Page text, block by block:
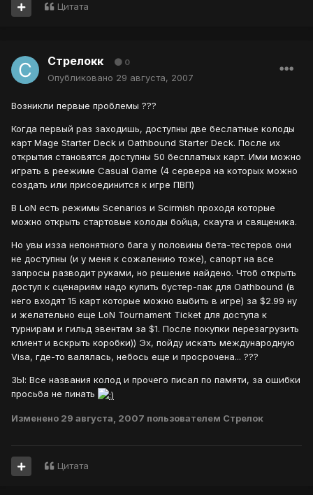
Цитата
Стрелокк 0
Опубликовано 29 августа, 2007
Возникли первые проблемы ???
Когда первый раз заходишь, доступны две беслатные колоды
карт Mage Starter Deck и Oathbound Starter Deck. После их
открытия становятся доступны 50 бесплатных карт. Ими можно
играть в реежиме Casual Game (4 сервера на которых можно
создать или присоединится к игре ПВП)
В LoN есть режимы Scenarios и Scirmish проходя которые
можно открыть стартовые колоды бойца, скаута и священика.
Но увы изза непонятного бага у половины бета-тестеров они
не доступны (и у меня к сожалению тоже), сапорт на все
запросы разводит руками, но решение найдено. Чтоб открыть
доступ к сценариям надо купить бустер-пак для Oathbound (в
него входят 15 карт которые можно выбить в игре) за $2.99 ну
и желательно еще LoN Tournament Ticket для доступа к
турнирам и гильд эвентам за $1. После покупки перезагрузить
клиент и вскрыть коробки)) Эх, пойду искать международную
Visa, где-то валялась, небось еще и просрочена... ???
ЗЫ: Все названия колод и прочего писал по памяти, за ошибки
просьба не пинать
Изменено 29 августа, 2007 пользователем Стрелок
Цитата